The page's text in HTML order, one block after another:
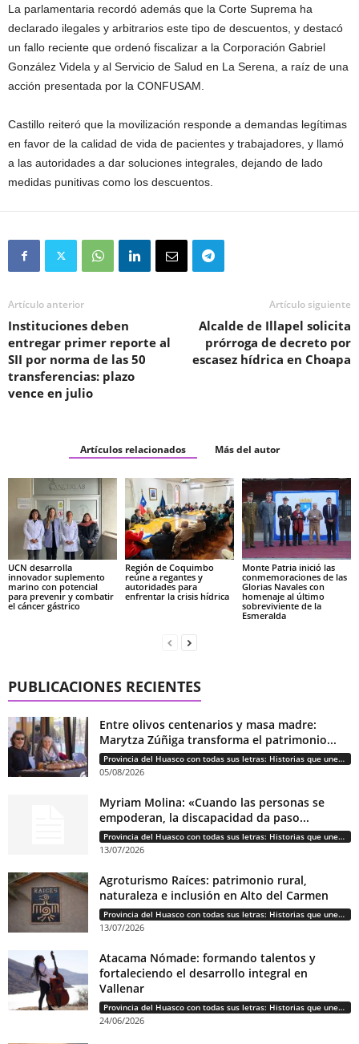
La parlamentaria recordó además que la Corte Suprema ha
declarado ilegales y arbitrarios este tipo de descuentos, y destacó
un fallo reciente que ordenó fiscalizar a la Corporación Gabriel
González Videla y al Servicio de Salud en La Serena, a raíz de una
acción presentada por la CONFUSAM.
Castillo reiteró que la movilización responde a demandas legítimas
en favor de la calidad de vida de pacientes y trabajadores, y llamó
a las autoridades a dar soluciones integrales, dejando de lado
medidas punitivas como los descuentos.
Artículo anterior
Instituciones deben
entregar primer reporte al
SII por norma de las 50
transferencias: plazo
vence en julio
Artículo siguiente
Alcalde de Illapel solicita
prórroga de decreto por
escasez hídrica en Choapa
Artículos relacionados Más del autor
UCN desarrolla
innovador suplemento
marino con potencial
para prevenir y combatir
el cáncer gástrico
Región de Coquimbo
reúne a regantes y
autoridades para
enfrentar la crisis hídrica
Monte Patria inició las
conmemoraciones de las
Glorias Navales con
homenaje al último
sobreviviente de la
Esmeralda
PUBLICACIONES RECIENTES
Entre olivos centenarios y masa madre:
Marytza Zúñiga transforma el patrimonio...
Provincia del Huasco con todas sus letras: Historias que unen cultura, diversidad e identidad
05/08/2026
Myriam Molina: «Cuando las personas se
empoderan, la discapacidad da paso...
Provincia del Huasco con todas sus letras: Historias que unen cultura, diversidad e identidad
13/07/2026
Agroturismo Raíces: patrimonio rural,
naturaleza e inclusión en Alto del Carmen
Provincia del Huasco con todas sus letras: Historias que unen cultura, diversidad e identidad
13/07/2026
Atacama Nómade: formando talentos y
fortaleciendo el desarrollo integral en
Vallenar
Provincia del Huasco con todas sus letras: Historias que unen cultura, diversidad e identidad
24/06/2026